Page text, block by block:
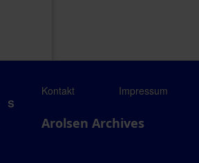
Kontakt Impressum
Arolsen Archives